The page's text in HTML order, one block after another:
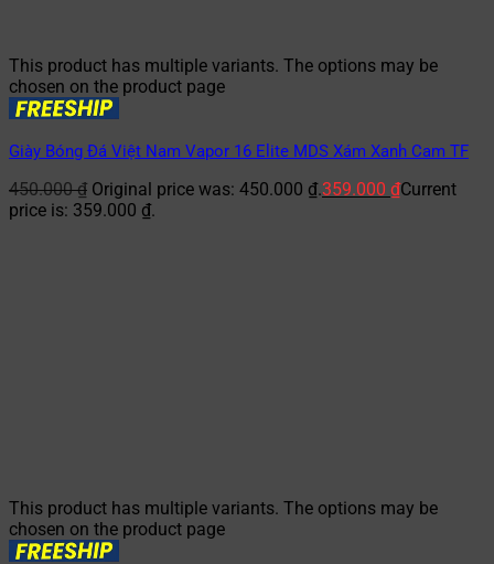
This product has multiple variants. The options may be
chosen on the product page
Giày Bóng Đá Việt Nam Vapor 16 Elite MDS Xám Xanh Cam TF
450.000₫ Original price was: 450.000 ₫.359.000 ₫Current
price is: 359.000 ₫.
This product has multiple variants. The options may be
chosen on the product page